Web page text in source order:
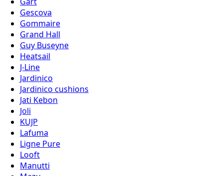
Gescova
Gommaire
Grand Hall
Guy Buseyne
Heatsail
J-Line
Jardinico
Jardinico cushions
Jati Kebon
Joli
KUJP
Lafuma
Ligne Pure
Looft
Manutti